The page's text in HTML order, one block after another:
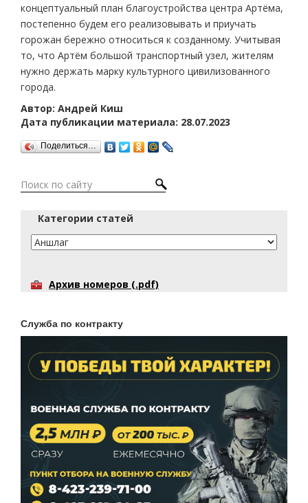
концептуальный план благоустройства центра Артёма,
постепенно будем его реализовывать и приучать
горожан бережно относиться к созданному. Учитывая
то, что Артём большой транспортный узел, жителям
нужно держать марку культурного цивилизованного
города.
Автор: Андрей Киш
Дата публикации материала: 28.07.2023
Поделиться…
Категории статей
Архив номеров (.pdf)
Служба по контракту